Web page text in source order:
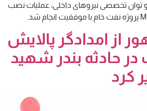
و توان تخصصی نیروهای داخلی، عملیات نصب
از امدادگر پالایش
در حادثه بندر شهید
کرد